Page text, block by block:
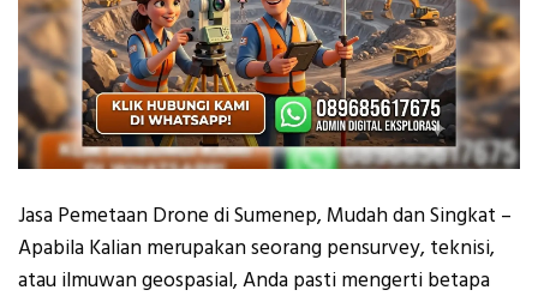
Jasa Pemetaan Drone di Sumenep, Mudah dan Singkat –
Apabila Kalian merupakan seorang pensurvey, teknisi,
atau ilmuwan geospasial, Anda pasti mengerti betapa